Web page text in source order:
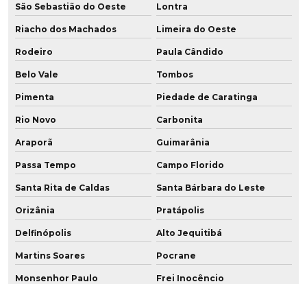
São Sebastião do Oeste Lontra
Riacho dos Machados Limeira do Oeste
Rodeiro Paula Cândido
Belo Vale Tombos
Pimenta Piedade de Caratinga
Rio Novo Carbonita
Araporã Guimarânia
Passa Tempo Campo Florido
Santa Rita de Caldas Santa Bárbara do Leste
Orizânia Pratápolis
Delfinópolis Alto Jequitibá
Martins Soares Pocrane
Monsenhor Paulo Frei Inocêncio